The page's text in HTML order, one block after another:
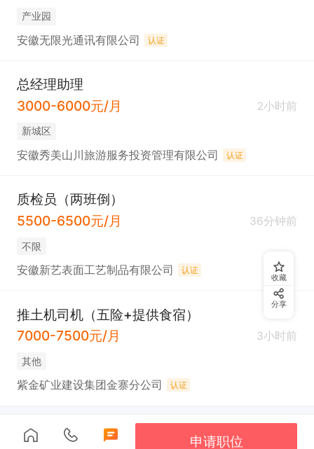
产业园
安徽无限光通讯有限公司 认证
总经理助理
3000-6000元/月
2小时前
新城区
安徽秀美山川旅游服务投资管理有限公司 认证
质检员（两班倒）
5500-6500元/月
36分钟前
不限
安徽新艺表面工艺制品有限公司 认证
推土机司机（五险+提供食宿）
7000-7500元/月
3小时前
其他
紫金矿业建设集团金寨分公司 认证
收藏
分享
申请职位